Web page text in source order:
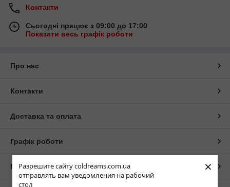
Разрешите сайту coldreams.com.ua
отправлять вам уведомления на рабочий
стол
×
Контакти
Сьогодні працює з 09:00 до 17:00
Показати весь графік роботи
Про нас
Контакти
Доставка та оплата
Графік роботи
Повна версія сайту